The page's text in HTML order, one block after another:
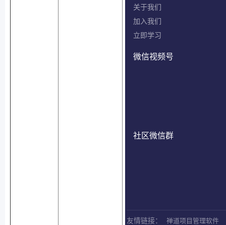
关于我们
加入我们
立即学习
微信视频号
社区微信群
友情链接： 禅道项目管理软件